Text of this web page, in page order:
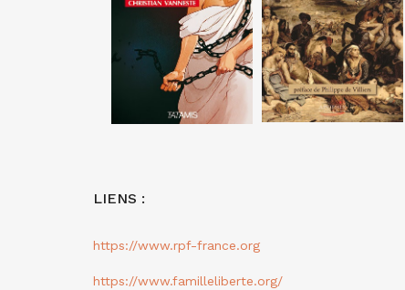
LIENS :
https://www.rpf-france.org
https://www.familleliberte.org/